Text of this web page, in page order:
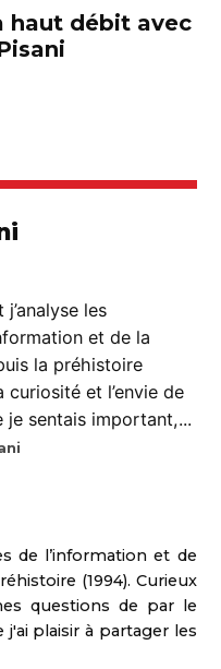
haut débit avec
j’analyse les
et de la
la préhistoire
curiosité et l’envie de
je sentais important,...
de l’information et de
(1994). Curieux
questions de par le
plaisir à partager les